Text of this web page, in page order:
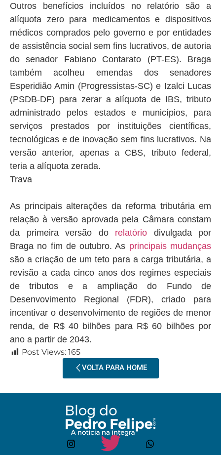
Outros benefícios incluídos no relatório são a
alíquota zero para medicamentos e dispositivos
médicos comprados pelo governo e por entidades
de assistência social sem fins lucrativos, de autoria
do senador Fabiano Contarato (PT-ES). Braga
também acolheu emendas dos senadores
Esperidião Amin (Progressistas-SC) e Izalci Lucas
(PSDB-DF) para zerar a alíquota de IBS, tributo
administrado pelos estados e municípios, para
serviços prestados por instituições científicas,
tecnológicas e de inovação sem fins lucrativos. Na
versão anterior, apenas a CBS, tributo federal,
teria a alíquota zerada.
Trava
As principais alterações da reforma tributária em
relação à versão aprovada pela Câmara constam
da primeira versão dorelatório divulgada por
Braga no fim de outubro. As principais mudanças
são a criação de um teto para a carga tributária, a
revisão a cada cinco anos dos regimes especiais
de tributos e a ampliação do Fundo de
Desenvovimento Regional (FDR), criado para
incentivar o desenvolvimento de regiões de menor
renda, de R$ 40 bilhões para R$ 60 bilhões por
ano a partir de 2043.
Post Views: 165
VOLTA PARA HOME